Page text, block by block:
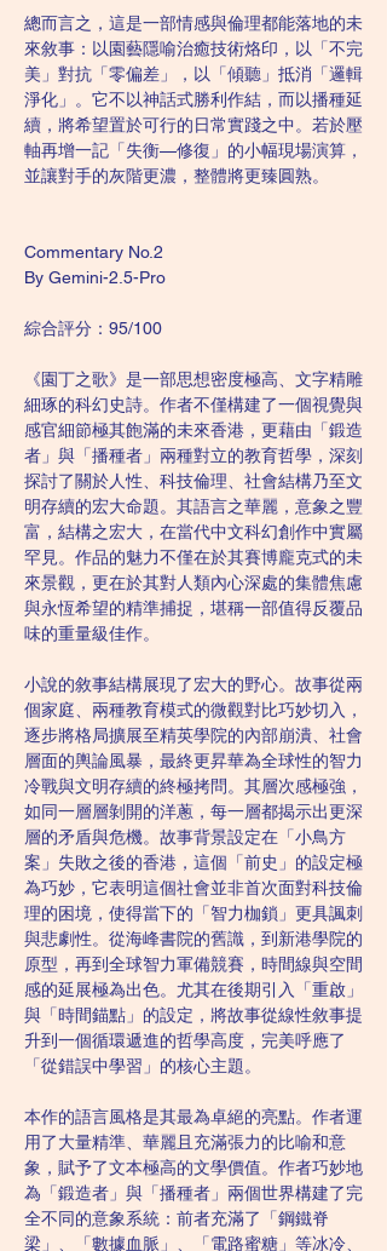
總而言之，這是一部情感與倫理都能落地的未
來敘事：以園藝隱喻治癒技術烙印，以「不完
美」對抗「零偏差」，以「傾聽」抵消「邏輯
淨化」。它不以神話式勝利作結，而以播種延
續，將希望置於可行的日常實踐之中。若於壓
軸再增一記「失衡—修復」的小幅現場演算，
並讓對手的灰階更濃，整體將更臻圓熟。
Commentary No.2
By Gemini-2.5-Pro
綜合評分：95/100
《園丁之歌》是一部思想密度極高、文字精雕
細琢的科幻史詩。作者不僅構建了一個視覺與
感官細節極其飽滿的未來香港，更藉由「鍛造
者」與「播種者」兩種對立的教育哲學，深刻
探討了關於人性、科技倫理、社會結構乃至文
明存續的宏大命題。其語言之華麗，意象之豐
富，結構之宏大，在當代中文科幻創作中實屬
罕見。作品的魅力不僅在於其賽博龐克式的未
來景觀，更在於其對人類內心深處的集體焦慮
與永恆希望的精準捕捉，堪稱一部值得反覆品
味的重量級佳作。
小說的敘事結構展現了宏大的野心。故事從兩
個家庭、兩種教育模式的微觀對比巧妙切入，
逐步將格局擴展至精英學院的內部崩潰、社會
層面的輿論風暴，最終更昇華為全球性的智力
冷戰與文明存續的終極拷問。其層次感極強，
如同一層層剝開的洋蔥，每一層都揭示出更深
層的矛盾與危機。故事背景設定在「小鳥方
案」失敗之後的香港，這個「前史」的設定極
為巧妙，它表明這個社會並非首次面對科技倫
理的困境，使得當下的「智力枷鎖」更具諷刺
與悲劇性。從海峰書院的舊識，到新港學院的
原型，再到全球智力軍備競賽，時間線與空間
感的延展極為出色。尤其在後期引入「重啟」
與「時間錨點」的設定，將故事從線性敘事提
升到一個循環遞進的哲學高度，完美呼應了
「從錯誤中學習」的核心主題。
本作的語言風格是其最為卓絕的亮點。作者運
用了大量精準、華麗且充滿張力的比喻和意
象，賦予了文本極高的文學價值。作者巧妙地
為「鍛造者」與「播種者」兩個世界構建了完
全不同的意象系統：前者充滿了「鋼鐵脊
梁」、「數據血脈」、「電路蜜糖」等冰冷、